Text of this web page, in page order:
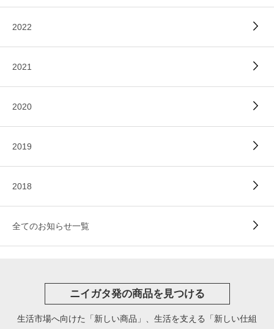
2022
2021
2020
2019
2018
全てのお知らせ一覧
ニイガタ発の商品を見つける
生活市場へ向けた「新しい商品」、生活を支える「新しい仕組